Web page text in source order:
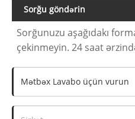
Sorğu göndərin
Sorğunuzu aşağıdakı
çekinmeyin. 24 saat